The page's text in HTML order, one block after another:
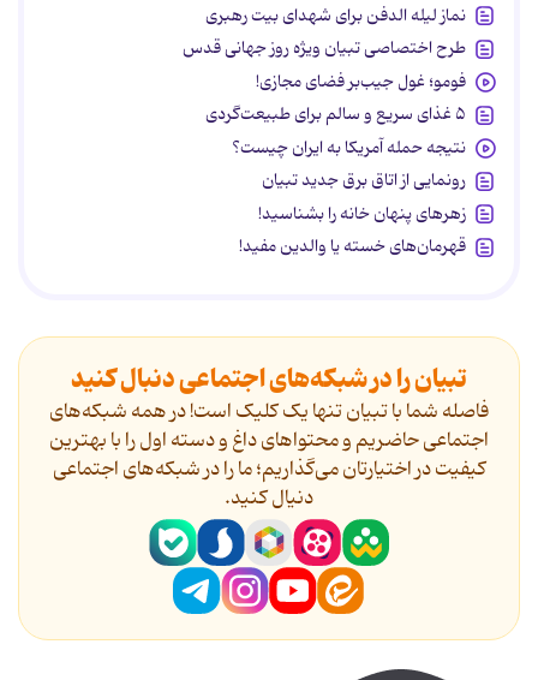
نماز لیله الدفن برای شهدای بیت رهبری
طرح اختصاصی تبیان ویژه روز جهانی قدس
فومو؛ غول جیب‌بر فضای مجازی!
۵ غذای سریع و سالم برای طبیعت‌گردی
نتیجه حمله آمریکا به ایران چیست؟
رونمایی از اتاق برق جدید تبیان
زهرهای پنهان خانه را بشناسید!
قهرمان‌های خسته یا والدین مفید!
تبیان را در شبکه‌های اجتماعی دنبال کنید
فاصله شما با تبیان تنها یک کلیک است! در همه شبکه‌های
اجتماعی حاضریم و محتواهای داغ و دسته اول را با بهترین
کیفیت در اختیارتان می‌گذاریم؛ ما را در شبکه‌های اجتماعی
دنیال کنید.